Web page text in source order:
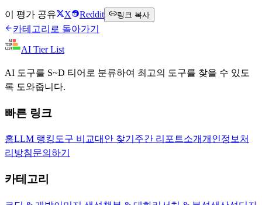
이 평가 공유 X Reddit 링크 복사
카테고리로 돌아가기
AI Tier List
AI 도구를 S~D 티어로 분류하여 최고의 도구를 찾을 수 있도
록 도와줍니다.
빠른 링크
홈LLM 랭킹 도구 비교대안 찾기 주간 리포트소개개인정보처
리방침문의하기
카테고리